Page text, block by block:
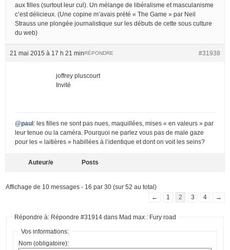
aux filles (surtout leur cul). Un mélange de libéralisme et masculanisme
c’est délicieux. (Une copine m’avais prété « The Game » par Neil
Strauss une plongée journalistique sur les débuts de cette sous culture
du web)
21 mai 2015 à 17 h 21 min #31938
RÉPONDRE
joffrey pluscourt
Invité
@paul: les filles ne sont pas nues, maquillées, mises « en valeurs » par
leur tenue ou la caméra. Pourquoi ne parlez vous pas de male gaze
pour les « laitières » habillées à l’identique et dont on voit les seins?
Auteur/e Posts
Affichage de 10 messages - 16 par 30 (sur 52 au total)
←
1 2 3 4 →
Répondre à: Répondre #31914 dans Mad max : Fury road
Vos informations:
Nom (obligatoire):